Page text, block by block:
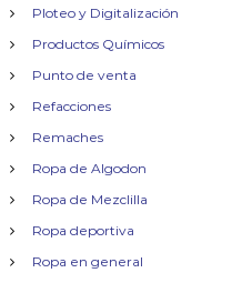
Ploteo y Digitalización
Productos Químicos
Punto de venta
Refacciones
Remaches
Ropa de Algodon
Ropa de Mezclilla
Ropa deportiva
Ropa en general